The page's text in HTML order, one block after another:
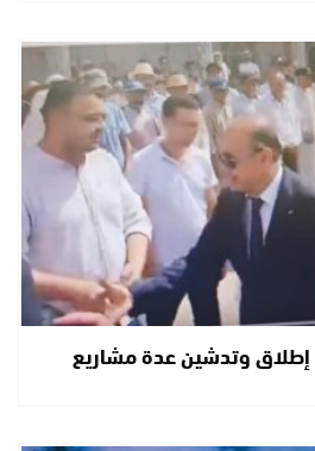
إطلاق وتدشين عدة مشاريع